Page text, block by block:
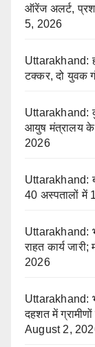
ऑरेंज अलर्ट,
5, 2026
Uttarakhand:
टक्कर, दो युवक
Uttarakhand:
आयुष मंत्रालय के
2026
Uttarakhand:
40 अस्पतालों में
Uttarakhand:
राहत कार्य
2026
Uttarakhand:
दहशत में
August 2,